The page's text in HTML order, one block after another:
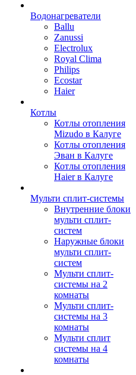
Водонагреватели
Ballu
Zanussi
Electrolux
Royal Clima
Philips
Ecostar
Haier
Котлы
Котлы отопления
Mizudo в Калуге
Котлы отопления
Эван в Калуге
Котлы отопления
Haier в Калуге
Мульти сплит-системы
Внутренние блоки
мульти сплит-
систем
Наружные блоки
мульти сплит-
систем
Мульти сплит-
системы на 2
комнаты
Мульти сплит-
системы на 3
комнаты
Мульти сплит
системы на 4
комнаты